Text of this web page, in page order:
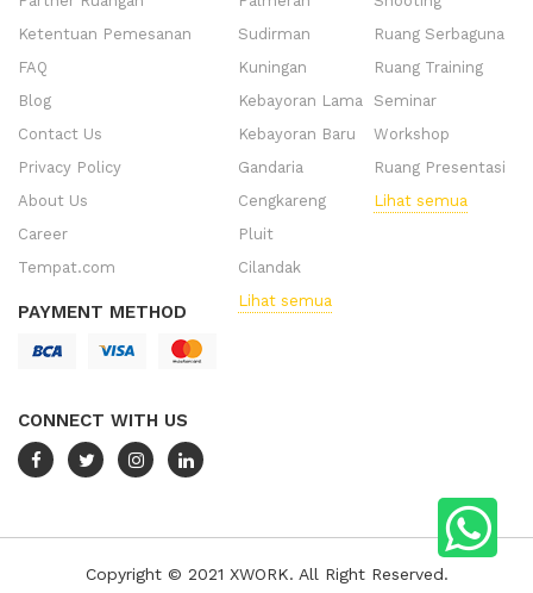
Ketentuan Pemesanan
FAQ
Blog
Contact Us
Privacy Policy
About Us
Career
Tempat.com
PAYMENT METHOD
CONNECT WITH US
Sudirman
Kuningan
Kebayoran Lama
Kebayoran Baru
Gandaria
Cengkareng
Pluit
Cilandak
Lihat semua
Ruang Serbaguna
Ruang Training
Seminar
Workshop
Ruang Presentasi
Lihat semua
Copyright © 2021 XWORK. All Right Reserved.